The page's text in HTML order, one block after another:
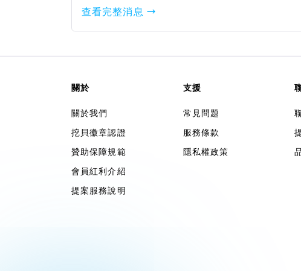
查看完整消息
關於
關於我們
挖貝徽章認證
贊助保障規範
會員紅利介紹
提案服務說明
支援
常見問題
服務條款
隱私權政策